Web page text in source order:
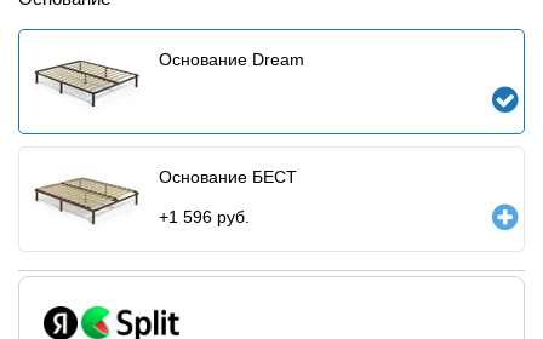
Основание Dream
Основание БЕСТ
+1 596 руб.